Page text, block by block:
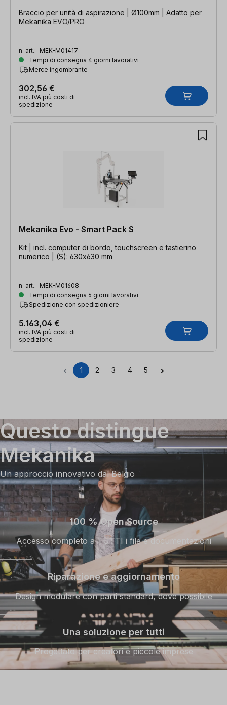
Braccio per unità di aspirazione | Ø100mm | Adatto per
Mekanika EVO/PRO
n. art.: MEK-M01417
Tempi di consegna 4 giorni lavorativi
Merce ingombrante
302,56 €
incl. IVA più costi di
spedizione
Mekanika Evo - Smart Pack S
Kit | incl. computer di bordo, touchscreen e tastierino
numerico | (S): 630x630 mm
n. art.: MEK-M01608
Tempi di consegna 6 giorni lavorativi
Spedizione con spedizioniere
5.163,04 €
incl. IVA più costi di
spedizione
Pagina
1 Pagina
2 Pagina
3 Pagina
4 Pagina
5
Questo distingue
Mekanika
Un approccio innovativo dal Belgio
100 % Open Source
Accesso completo a TUTTI i file e documentazioni
Riparazione e aggiornamento
Design modulare con parti standard, dove possibile
Una soluzione per tutti
Progettato per creatori e piccole imprese